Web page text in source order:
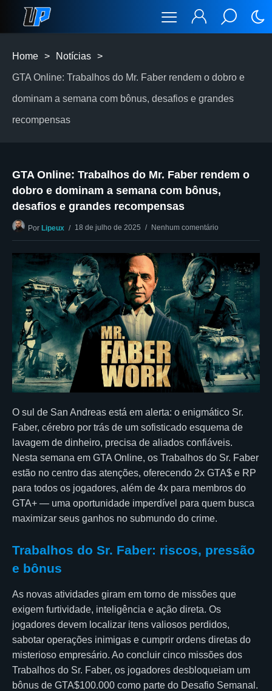
Home > Notícias >
GTA Online: Trabalhos do Mr. Faber rendem o dobro e
dominam a semana com bônus, desafios e grandes
recompensas
GTA Online: Trabalhos do Mr. Faber rendem o
dobro e dominam a semana com bônus,
desafios e grandes recompensas
Por Lipeux 18 de julho de 2025 Nenhum comentário
O sul de San Andreas está em alerta: o enigmático Sr.
Faber, cérebro por trás de um sofisticado esquema de
lavagem de dinheiro, precisa de aliados confiáveis.
Nesta semana em GTA Online, os Trabalhos do Sr. Faber
estão no centro das atenções, oferecendo 2x GTA$ e RP
para todos os jogadores, além de 4x para membros do
GTA+ — uma oportunidade imperdível para quem busca
maximizar seus ganhos no submundo do crime.
Trabalhos do Sr. Faber: riscos, pressão
e bônus
As novas atividades giram em torno de missões que
exigem furtividade, inteligência e ação direta. Os
jogadores devem localizar itens valiosos perdidos,
sabotar operações inimigas e cumprir ordens diretas do
misterioso empresário. Ao concluir cinco missões dos
Trabalhos do Sr. Faber, os jogadores desbloqueiam um
bônus de GTA$100.000 como parte do Desafio Semanal.